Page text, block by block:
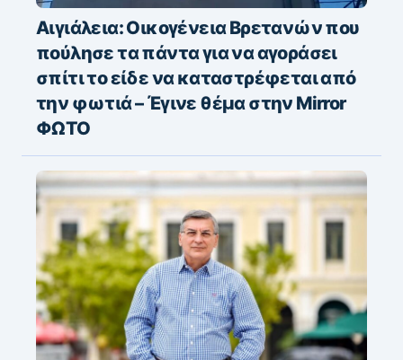
Αιγιάλεια: Οικογένεια Βρετανών που
πούλησε τα πάντα για να αγοράσει
σπίτι το είδε να καταστρέφεται από
την φωτιά – Έγινε θέμα στην Mirror
ΦΩΤΟ